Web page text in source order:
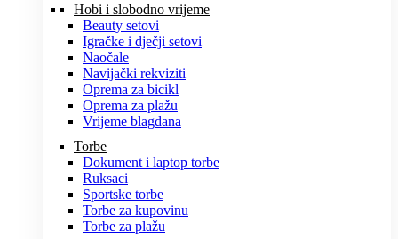
Hobi i slobodno vrijeme
Beauty setovi
Igračke i dječji setovi
Naočale
Navijački rekviziti
Oprema za bicikl
Oprema za plažu
Vrijeme blagdana
Torbe
Dokument i laptop torbe
Ruksaci
Sportske torbe
Torbe za kupovinu
Torbe za plažu